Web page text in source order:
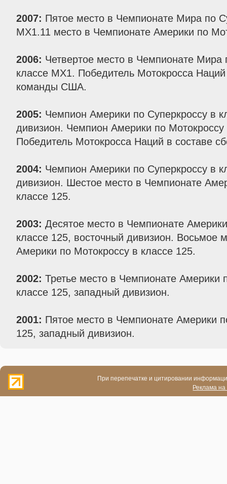
2007: Пятое место в Чемпионате Мира по
MX1.11 место в Чемпионате Америки по
2006: Четвертое место в Чемпионате Мира
классе MX1. Победитель Мотокросса
команды США.
2005: Чемпион Америки по Суперкроссу в
дивизион. Чемпион Америки по Мотокроссу
Победитель Мотокросса Наций в составе
2004: Чемпион Америки по Суперкроссу в
дивизион. Шестое место в Чемпионате
классе 125.
2003: Десятое место в Чемпионате
классе 125, восточный дивизион. Восьмое
Америки по Мотокроссу в классе 125.
2002: Третье место в Чемпионате Америки
классе 125, западный дивизион.
2001: Пятое место в Чемпионате Америки
125, западный дивизион.
При перепечатке и цитировании
Реклама на